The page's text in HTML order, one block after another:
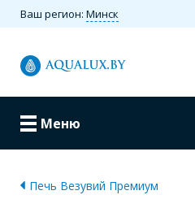
Ваш регион: Минск
Меню
Печь Везувий Премиум